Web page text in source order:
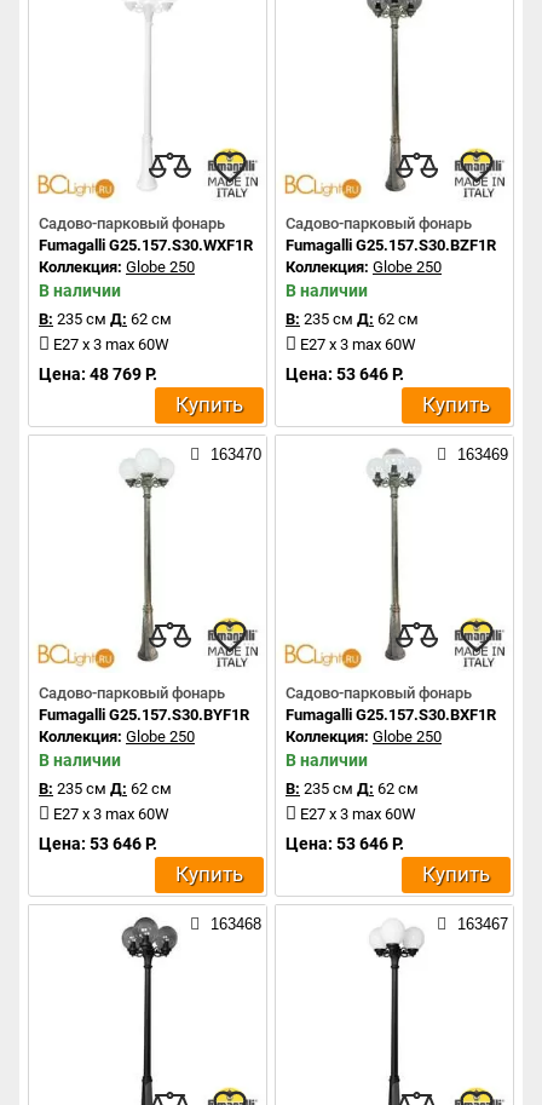
Садово-парковый фонарь
Fumagalli G25.157.S30.WXF1R
Коллекция: Globe 250
В наличии
В: 235 см Д: 62 см
E27 x 3 max 60W
Цена: 48 769 Р.
Купить
Садово-парковый фонарь
Fumagalli G25.157.S30.BZF1R
Коллекция: Globe 250
В наличии
В: 235 см Д: 62 см
E27 x 3 max 60W
Цена: 53 646 Р.
Купить
163470
Садово-парковый фонарь
Fumagalli G25.157.S30.BYF1R
Коллекция: Globe 250
В наличии
В: 235 см Д: 62 см
E27 x 3 max 60W
Цена: 53 646 Р.
Купить
163469
Садово-парковый фонарь
Fumagalli G25.157.S30.BXF1R
Коллекция: Globe 250
В наличии
В: 235 см Д: 62 см
E27 x 3 max 60W
Цена: 53 646 Р.
Купить
163468 163467